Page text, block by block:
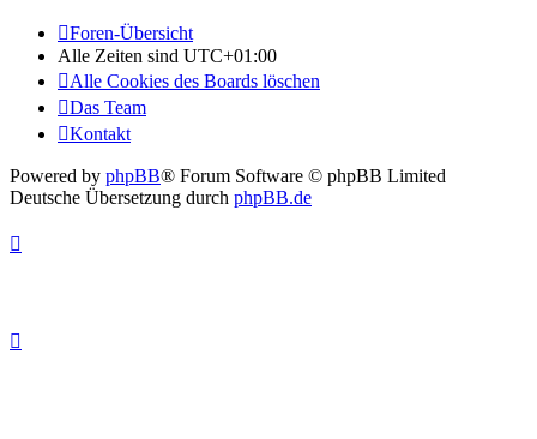
Foren-Übersicht
Alle Zeiten sind UTC+01:00
Alle Cookies des Boards löschen
Das Team
Kontakt
Powered by phpBB® Forum Software © phpBB Limited
Deutsche Übersetzung durch phpBB.de